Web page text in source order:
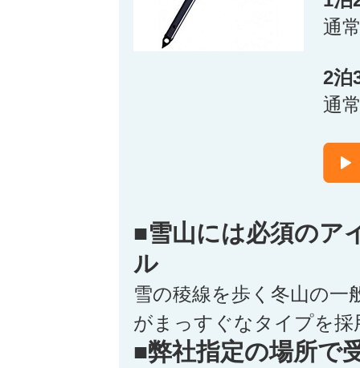
通
2泊
通
■雪山には必須のア
ル
雪の稜線を歩く冬山の一
がまっすぐなタイプを
■弊社指定の場所で